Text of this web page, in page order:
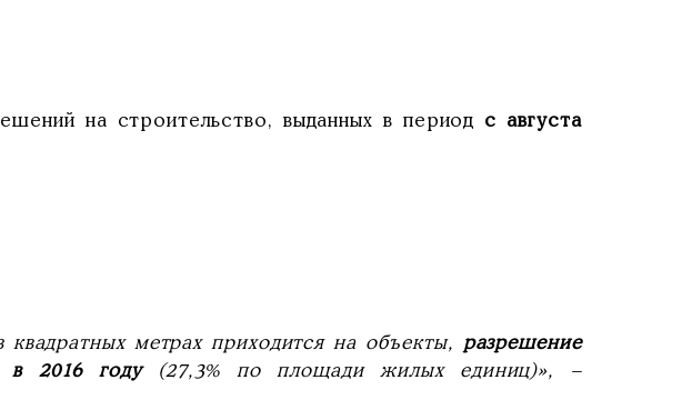
на строительство, выданных в период с августа
метрах приходится на объекты, разрешение
в 2016 году(27,3% по площади жилых единиц)», –